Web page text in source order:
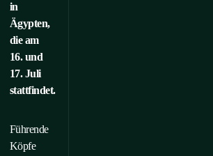
in
Ägypten,
die am
16. und
17. Juli
stattfindet.
Führende
Köpfe